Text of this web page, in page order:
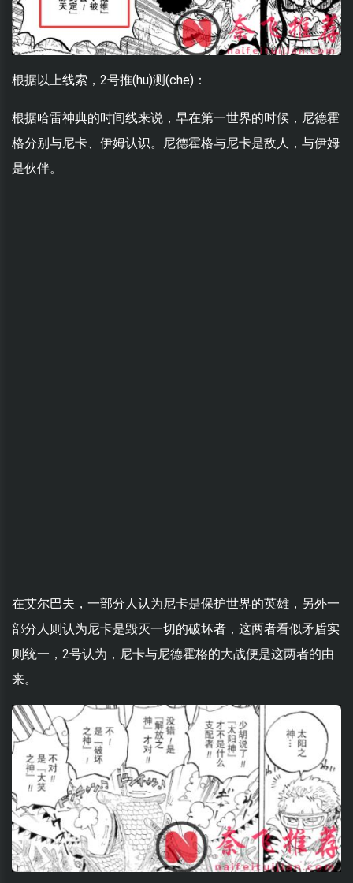
根据以上线索，2号推(hu)测(che)：
根据哈雷神典的时间线来说，早在第一世界的时候，尼德霍
格分别与尼卡、伊姆认识。尼德霍格与尼卡是敌人，与伊姆
是伙伴。
在艾尔巴夫，一部分人认为尼卡是保护世界的英雄，另外一
部分人则认为尼卡是毁灭一切的破坏者，这两者看似矛盾实
则统一，2号认为，尼卡与尼德霍格的大战便是这两者的由
来。